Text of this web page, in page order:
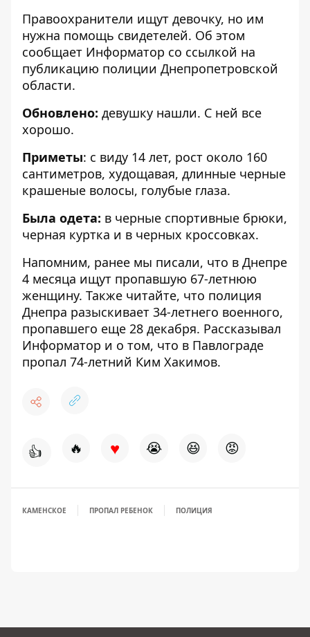
Правоохранители ищут девочку, но им
нужна помощь свидетелей. Об этом
сообщает Информатор со ссылкой на
публикацию полиции Днепропетровской
области.
Обновлено: девушку нашли. С ней все
хорошо.
Приметы: с виду 14 лет, рост около 160
сантиметров, худощавая, длинные черные
крашеные волосы, голубые глаза.
Была одета: в черные спортивные брюки,
черная куртка и в черных кроссовках.
Напомним, ранее мы писали, что в Днепре
4 месяца ищут пропавшую 67-летнюю
женщину. Также читайте, что полиция
Днепра разыскивает 34-летнего военного,
пропавшего еще 28 декабря. Рассказывал
Информатор и о том, что в Павлограде
пропал 74-летний Ким Хакимов.
👍 🔥 ♥ 😭 😆 😡
КАМЕНСКОЕ ПРОПАЛ РЕБЕНОК ПОЛИЦИЯ